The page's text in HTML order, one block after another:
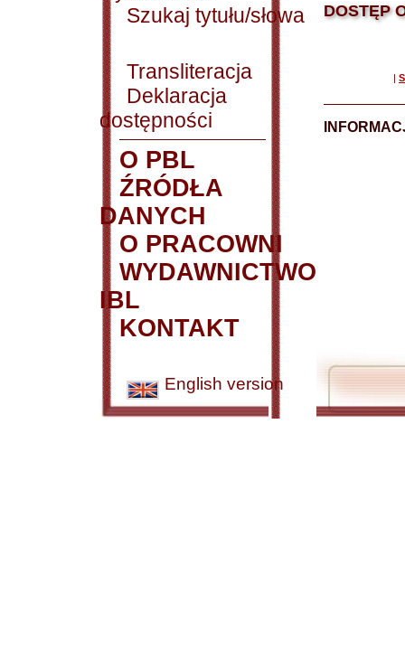
Szukaj tytułu/słowa
Transliteracja
Deklaracja
dostępności
O PBL
ŹRÓDŁA
DANYCH
O PRACOWNI
WYDAWNICTWO
IBL
KONTAKT
English version
DOSTĘP
|